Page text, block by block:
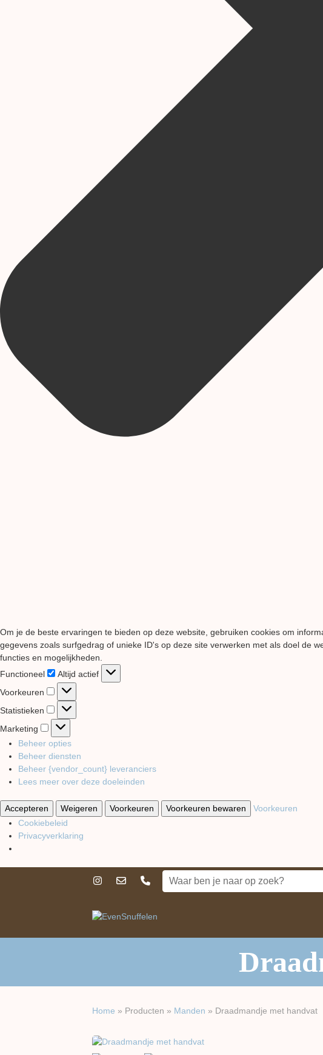
Om je de beste ervaringen te bieden op deze website, gebruiken cookies om
gegevens zoals surfgedrag of unieke ID's op deze site verwerken met als doel de
functies en mogelijkheden.
Functioneel
Functioneel
Altijd actief
Voorkeuren
Voorkeuren
Statistieken Statistieken
Marketing
Marketing
Beheer opties
Beheer diensten
Beheer {vendor_count} leveranciers
Lees meer over deze doeleinden
Accepteren Weigeren Voorkeuren Voorkeuren bewaren
Voorkeuren
Cookiebeleid
Privacyverklaring
Home » Producten » Manden » Draadmandje met handvat